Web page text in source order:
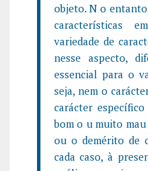
objeto. N o
características
variedade de
nesse aspecto,
essencial para o
seja, nem o
carácter
bom o u muito
ou o demérito de
cada caso, à